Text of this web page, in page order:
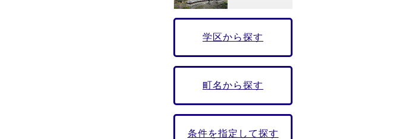
学区から探す
町名から探す
条件を指定して探す